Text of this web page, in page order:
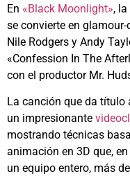
En «Black Moonlight»,
se convierte en
Nile Rodgers y Andy
«Confession In The
con el productor Mr.
La canción que da título
un impresionante
mostrando técnicas
animación en 3D que,
un equipo entero, más